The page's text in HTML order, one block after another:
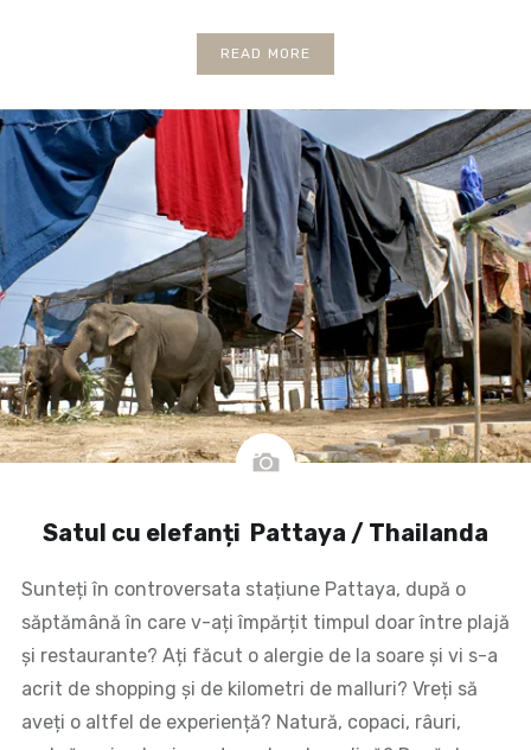
READ MORE
Satul cu elefanți Pattaya / Thailanda
Sunteți în controversata stațiune Pattaya, după o
săptămână în care v-ați împărțit timpul doar între plajă
și restaurante? Ați făcut o alergie de la soare și vi s-a
acrit de shopping și de kilometri de malluri? Vreți să
aveți o altfel de experiență? Natură, copaci, râuri,